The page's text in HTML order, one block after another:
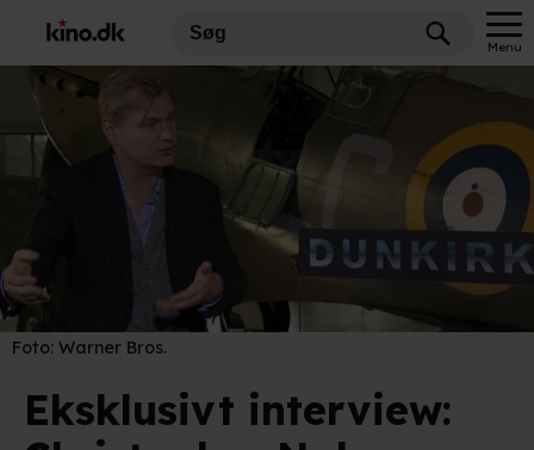
Menu
Foto: Warner Bros.
Eksklusivt interview: